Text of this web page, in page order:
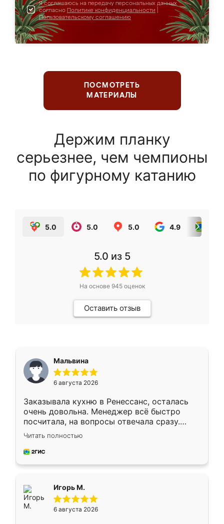
Я соглашаюсь на передачу персональных данных
согласно Политике конфиденциальности
Пользовательскому соглашению
ПОСМОТРЕТЬ
МАТЕРИАЛЫ
Держим планку
серьезнее, чем чемпионы
по фигурному катанию
5.0 5.0 5.0 4.9
5.0 из 5
На основе 945оценок
Оставить отзыв
Мальвина
6 августа 2026
Заказывала кухню в Ренессанс, осталась
очень довольна. Менеджер всё быстро
посчитала, на вопросы отвечала сразу.
Замерщик приехал в субботу, подошёл к
делу со всей ответственностью. Собрали
за день, ребята работали аккуратно, даже
Читать полностью
Игорь М.
6 августа 2026